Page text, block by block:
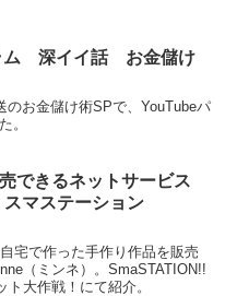
ム 深イイ話 お金儲け
のお金儲け術SPで、YouTubeパ
。
できるネットサービス
マステーション
宅で作った手作り作品を販売
（ミンネ）。SmaSTATION!!
大作戦！にて紹介。